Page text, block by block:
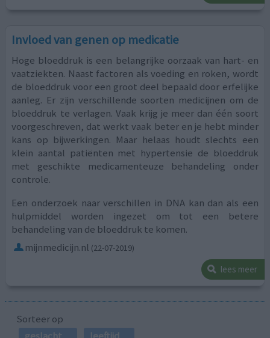
Invloed van genen op medicatie
Hoge bloeddruk is een belangrijke oorzaak van hart- en
vaatziekten. Naast factoren als voeding en roken, wordt
de bloeddruk voor een groot deel bepaald door erfelijke
aanleg. Er zijn verschillende soorten medicijnen om de
bloeddruk te verlagen. Vaak krijg je meer dan één soort
voorgeschreven, dat werkt vaak beter en je hebt minder
kans op bijwerkingen. Maar helaas houdt slechts een
klein aantal patiënten met hypertensie de bloeddruk
met geschikte medicamenteuze behandeling onder
controle.
Een onderzoek naar verschillen in DNA kan dan als een
hulpmiddel worden ingezet om tot een betere
behandeling van de bloeddruk te komen.
mijnmedicijn.nl (22-07-2019)
lees meer
Sorteer op